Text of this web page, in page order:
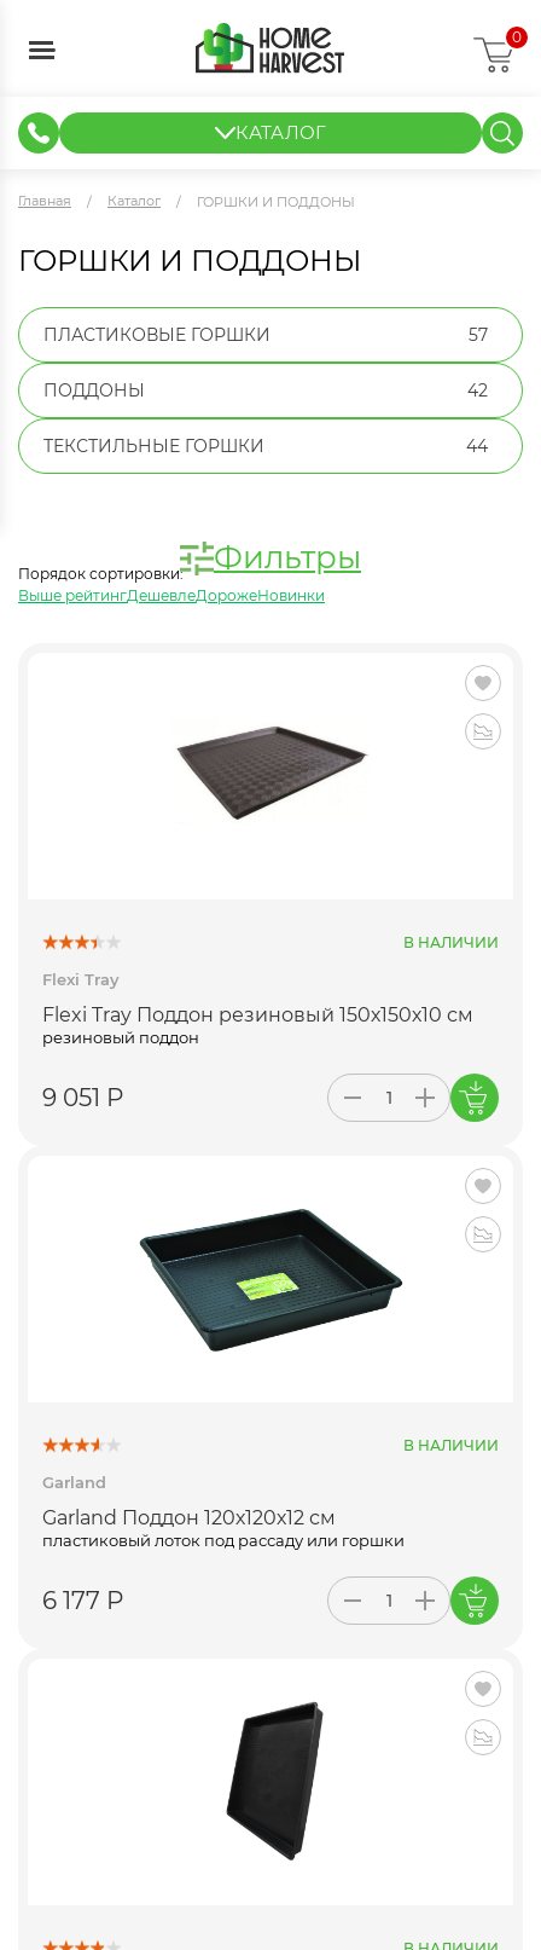
0
КАТАЛОГ
Главная Каталог ГОРШКИ И ПОДДОНЫ
ГОРШКИ И ПОДДОНЫ
ПЛАСТИКОВЫЕ ГОРШКИ 57
ПОДДОНЫ 42
ТЕКСТИЛЬНЫЕ ГОРШКИ 44
Фильтры
Порядок сортировки:
Выше рейтингДешевлеДорожеНовинки
В НАЛИЧИИ
Flexi Tray
Flexi Tray Поддон резиновый 150х150х10 см
резиновый поддон
9 051 Р
В НАЛИЧИИ
Garland
Garland Поддон 120х120х12 см
пластиковый лоток под рассаду или горшки
6 177 Р